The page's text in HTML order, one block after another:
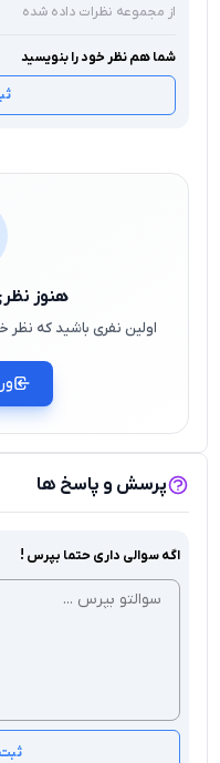
از مجموعه نظرات داده شده
شما هم نظر خود را بنویسید
هنوز
اولین نفری باشید که نظر
پرسش و پاسخ ها
اگه سوالی داری حتما بپرس !